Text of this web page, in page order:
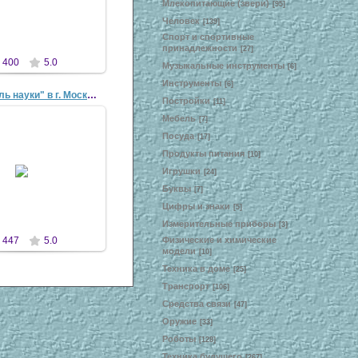
400 5.0
"VI Фестиваль науки" в г. Москве, 7-9 октября 2...
447 5.0
Млекопитающие (звери) [95]
Человек [139]
Спорт и спортивные
принадлежности [27]
Музыкальные инструменты [6]
Инструменты [6]
Постройки [11]
Мебель [7]
Посуда [17]
Продукты питания [10]
Игрушки [24]
Буквы [7]
Цифры и знаки [5]
Измерительные приборы [3]
Физические и химические
модели [10]
Техника в доме [25]
Транспорт [106]
Средства связи [47]
Оружие [33]
Роботы [128]